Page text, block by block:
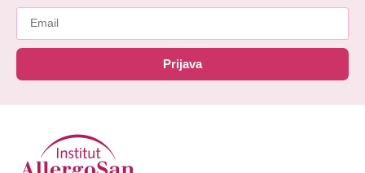
Prijava